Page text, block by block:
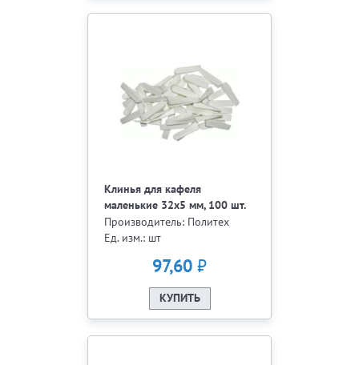
Клинья для кафеля
маленькие 32х5 мм, 100 шт.
16766
Производитель: Политех
Ед. изм.: шт
97,60 ₽
КУПИТЬ